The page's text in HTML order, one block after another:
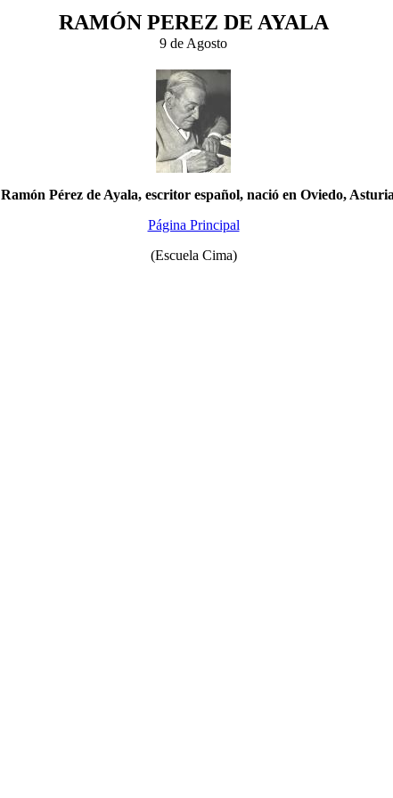
RAMÓN PEREZ DE AYALA
9 de Agosto
Ramón Pérez de Ayala, escritor español, nació en Oviedo,
Página Principal
(Escuela Cima)